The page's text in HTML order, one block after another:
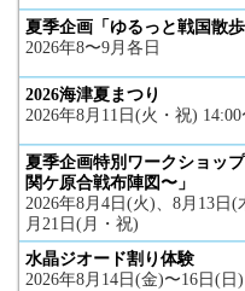
夏季企画「ゆるっと戦国散歩
2026年8〜9月各日
2026海津夏まつり
2026年8月11日(火・祝) 14:00
夏季企画特別ワークショッ
関ケ原合戦布陣図〜」
2026年8月4日(火)、8月13日
月21日(月・祝)
水晶ジオード割り体験
2026年8月14日(金)〜16日(日